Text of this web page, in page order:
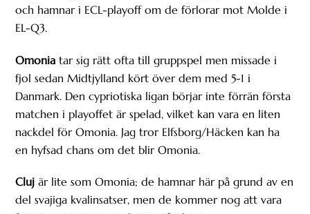
och hamnar i ECL-playoff om de förlorar mot Molde i
EL-Q3.
Omonia tar sig rätt ofta till gruppspel men missade i
fjol sedan Midtjylland kört över dem med 5-1 i
Danmark. Den cypriotiska ligan börjar inte förrän första
matchen i playoffet är spelad, vilket kan vara en liten
nackdel för Omonia. Jag tror Elfsborg/Häcken kan ha
en hyfsad chans om det blir Omonia.
Cluj är lite som Omonia; de hamnar här på grund av en
del svajiga kvalinsatser, men de kommer nog att vara